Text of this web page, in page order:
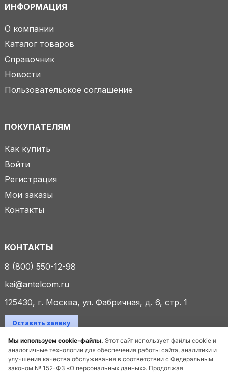
Мы используем cookie-файлы. Этот сайт использует файлы cookie и
аналогичные технологии для обеспечения работы сайта, аналитики и
улучшения качества обслуживания в соответствии с Федеральным
законом № 152-ФЗ «О персональных данных». Продолжая
ИНФОРМАЦИЯ
О компании
Каталог товаров
Справочник
Новости
Пользовательское соглашение
ПОКУПАТЕЛЯМ
Как купить
Войти
Регистрация
Мои заказы
Контакты
КОНТАКТЫ
8 (800) 550-12-98
kai@antelcom.ru
125430, г. Москва, ул. Фабричная, д. 6, стр. 1
Оставить заявку
© 2025 ООО «Антелком». Все права защищены.